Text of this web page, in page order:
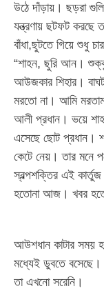
উঠে দাঁড়ায়। ছড়রা
যন্ত্রণায় ছটফট করছে
বাঁধা,ছুটতে গিয়ে শুধু
“শাহন, ছুরি আন।
আউজকার শিহার।
মরতো না। আমি
আলী প্রধান। ভয়ে
এসেছে ছোট প্রধান।
কেটে নেয়। তার মনে
স্বল্পশক্তির এই কার্তুজ
হতোনা আজ। খবর
আউশধান কাটার সময়
মধ্যেই ডুবতে বসেছে।
তা এখনো সরেনি।